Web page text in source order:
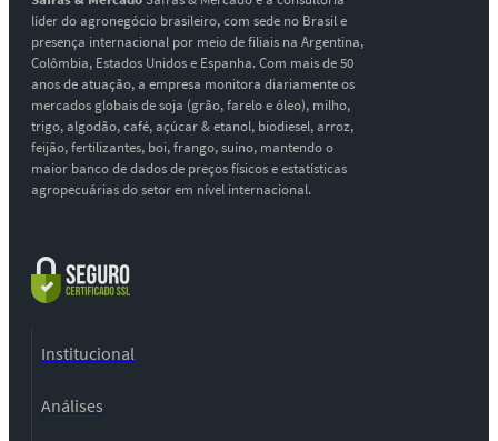
líder do agronegócio brasileiro, com sede no Brasil e
presença internacional por meio de filiais na Argentina,
Colômbia, Estados Unidos e Espanha. Com mais de 50
anos de atuação, a empresa monitora diariamente os
mercados globais de soja (grão, farelo e óleo), milho,
trigo, algodão, café, açúcar & etanol, biodiesel, arroz,
feijão, fertilizantes, boi, frango, suíno, mantendo o
maior banco de dados de preços físicos e estatísticas
agropecuárias do setor em nível internacional.
Institucional
Análises